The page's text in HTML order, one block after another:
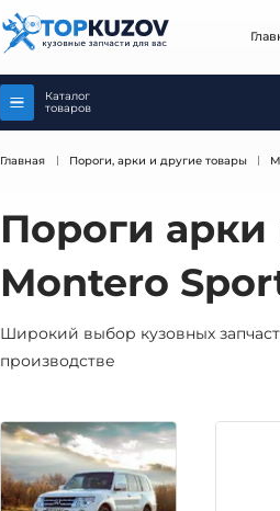
Каталог
товаров
Главная Пороги, арки и другие товары
Пороги арки
Montero
Широкий выбор кузовных
производстве